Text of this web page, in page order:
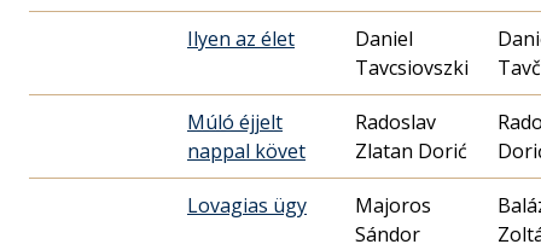
Ilyen az élet
Daniel
Tavcsiovszki
Múló éjjelt
nappal követ
Radoslav
Zlatan Dorić
Lovagias ügy
Majoros
Sándor